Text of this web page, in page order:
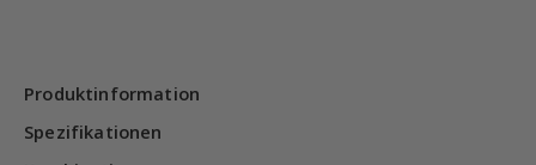
Produktinformation
Spezifikationen